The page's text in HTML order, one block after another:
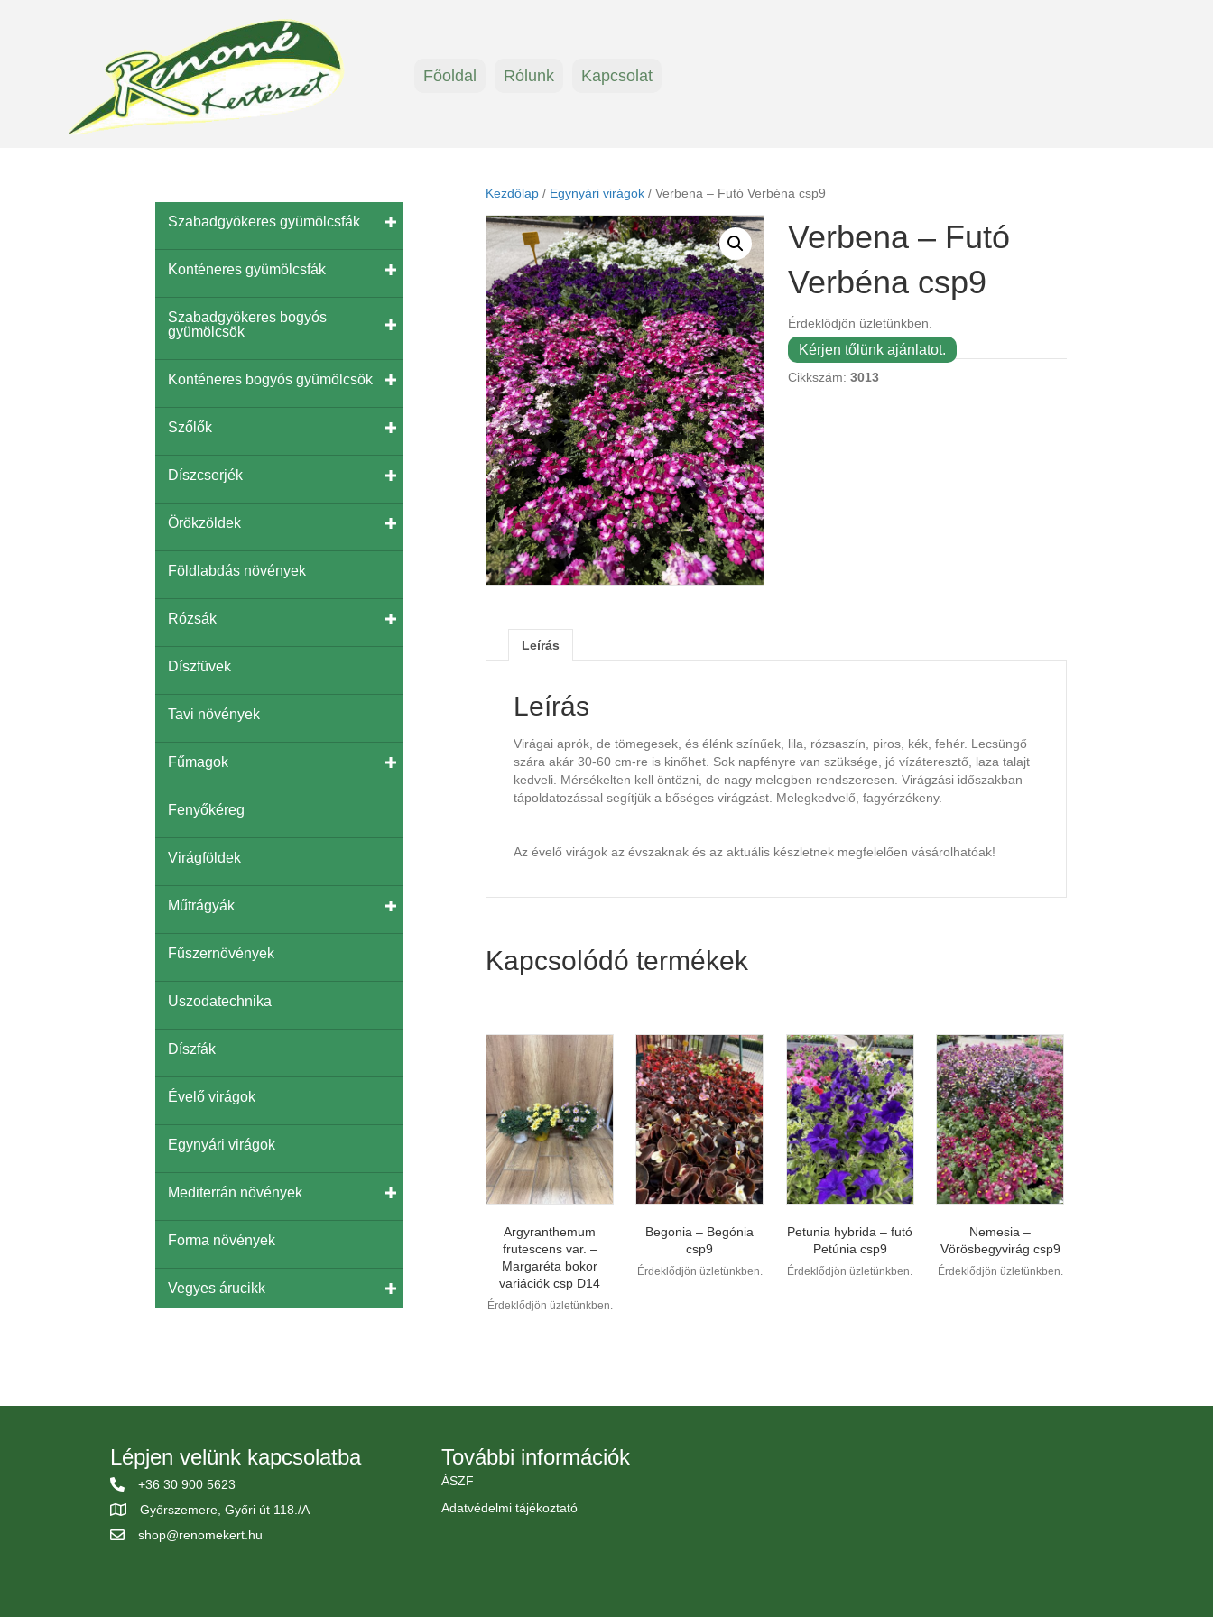
Főoldal Rólunk Kapcsolat
Kezdőlap / Egynyári virágok / Verbena – Futó Verbéna csp9
Verbena – Futó
Verbéna csp9
Érdeklődjön üzletünkben.
Kérjen tőlünk ajánlatot.
Cikkszám: 3013
Leírás
Leírás
Virágai aprók, de tömegesek, és élénk színűek, lila, rózsaszín, piros, kék, fehér. Lecsüngő
szára akár 30-60 cm-re is kinőhet. Sok napfényre van szüksége, jó vízáteresztő, laza talajt
kedveli. Mérsékelten kell öntözni, de nagy melegben rendszeresen. Virágzási időszakban
tápoldatozással segítjük a bőséges virágzást. Melegkedvelő, fagyérzékeny.
Az évelő virágok az évszaknak és az aktuális készletnek megfelelően vásárolhatóak!
Kapcsolódó termékek
Argyranthemum
frutescens var. –
Margaréta bokor
variációk csp D14
Érdeklődjön üzletünkben.
Begonia – Begónia
csp9
Érdeklődjön üzletünkben.
Petunia hybrida – futó
Petúnia csp9
Érdeklődjön üzletünkben.
Nemesia –
Vörösbegyvirág csp9
Érdeklődjön üzletünkben.
Szabadgyökeres gyümölcsfák
Konténeres gyümölcsfák
Szabadgyökeres bogyós
gyümölcsök
Konténeres bogyós gyümölcsök
Szőlők
Díszcserjék
Örökzöldek
Földlabdás növények
Rózsák
Díszfüvek
Tavi növények
Fűmagok
Fenyőkéreg
Virágföldek
Műtrágyák
Fűszernövények
Uszodatechnika
Díszfák
Évelő virágok
Egynyári virágok
Mediterrán növények
Forma növények
Vegyes árucikk
Lépjen velünk kapcsolatba
+36 30 900 5623
Győrszemere, Győri út 118./A
shop@renomekert.hu
További információk
ÁSZF
Adatvédelmi tájékoztató